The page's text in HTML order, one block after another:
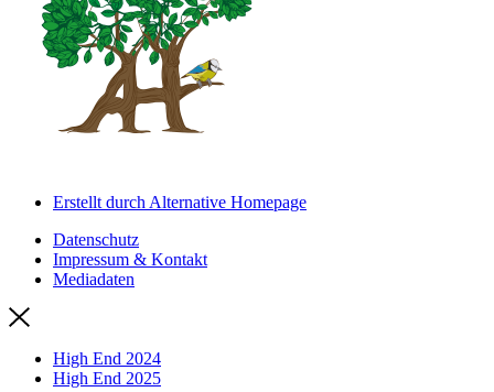
Erstellt durch Alternative Homepage
Datenschutz
Impressum & Kontakt
Mediadaten
High End 2024
High End 2025